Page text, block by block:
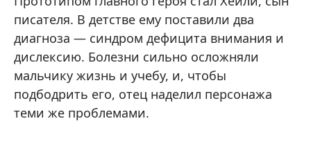
писателя. В детстве ему поставили два
диагноза — синдром дефицита внимания и
дислексию. Болезни сильно осложняли
мальчику жизнь и учебу, и, чтобы
подбодрить его, отец наделил персонажа
теми же проблемами.